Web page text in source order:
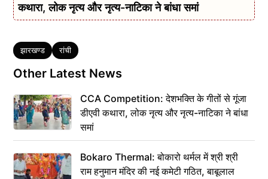
कथारा, लोक नृत्य और नृत्य-नाटिका ने बांधा समां
Tags
झारखण्ड रांची
Other Latest News
CCA Competition: देशभक्ति के गीतों से गूंजा
डीएवी कथारा, लोक नृत्य और नृत्य-नाटिका ने बांधा
समां
Bokaro Thermal: बोकारो थर्मल में श्री श्री
राम हनुमान मंदिर की नई कमेटी गठित, बाबूलाल